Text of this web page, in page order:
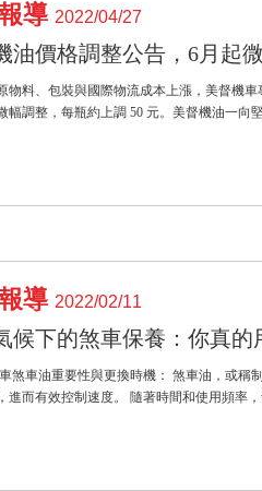
導2022/04/27
油價格調整公告，6月起
物料、包裝與國際物流成本上漲，美督機
幅調整，每瓶約上調 50 元。美督機油一向
導2022/02/11
候下的煞車保養：你真的
煞車油重要性與更換時機： 煞車油，或稱
進而有效控制速度。 隨著時間和使用頻率